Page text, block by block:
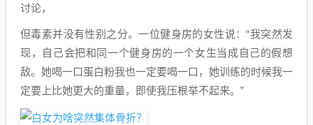
讨论，
但毒素并没有性别之分。一位健身房的女性说：“我突然发
现，自己会把和同一个健身房的一个女生当成自己的假想
敌。她喝一口蛋白粉我也一定要喝一口，她训练的时候我一
定要上比她更大的重量，即使我压根举不起来。”